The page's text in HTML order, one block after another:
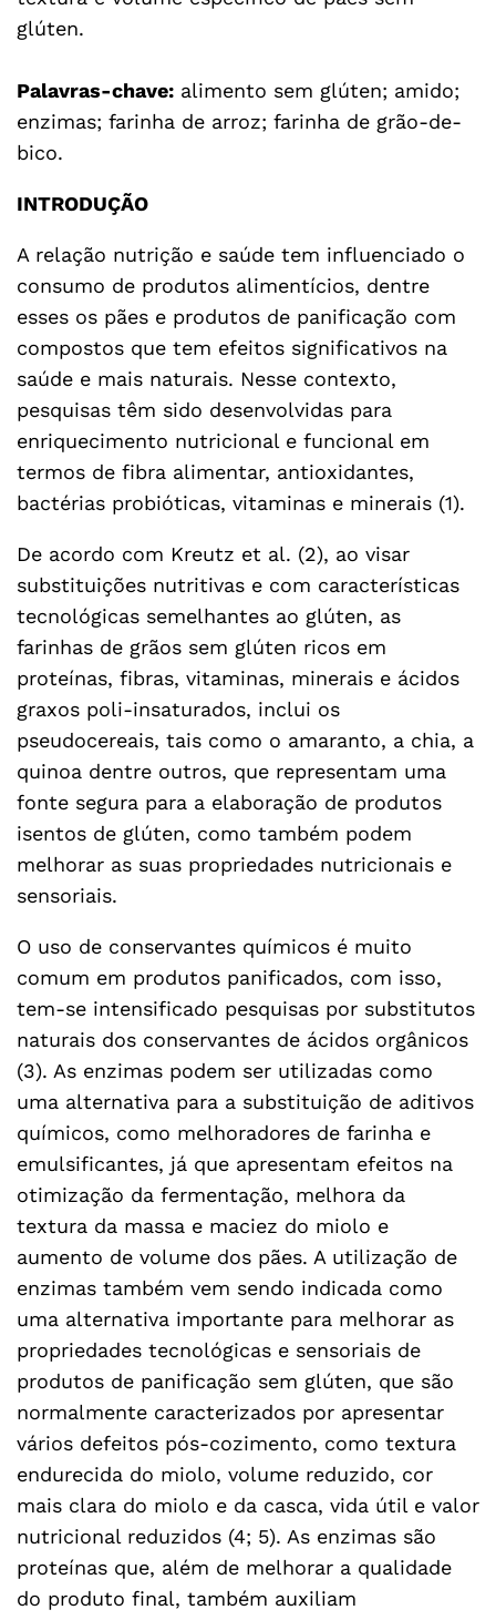
glúten.
Palavras-chave: alimento sem glúten; amido;
enzimas; farinha de arroz; farinha de grão-de-
bico.
INTRODUÇÃO
A relação nutrição e saúde tem influenciado o
consumo de produtos alimentícios, dentre
esses os pães e produtos de panificação com
compostos que tem efeitos significativos na
saúde e mais naturais. Nesse contexto,
pesquisas têm sido desenvolvidas para
enriquecimento nutricional e funcional em
termos de fibra alimentar, antioxidantes,
bactérias probióticas, vitaminas e minerais (1).
De acordo com Kreutz et al. (2), ao visar
substituições nutritivas e com características
tecnológicas semelhantes ao glúten, as
farinhas de grãos sem glúten ricos em
proteínas, fibras, vitaminas, minerais e ácidos
graxos poli-insaturados, inclui os
pseudocereais, tais como o amaranto, a chia, a
quinoa dentre outros, que representam uma
fonte segura para a elaboração de produtos
isentos de glúten, como também podem
melhorar as suas propriedades nutricionais e
sensoriais.
O uso de conservantes químicos é muito
comum em produtos panificados, com isso,
tem-se intensificado pesquisas por substitutos
naturais dos conservantes de ácidos orgânicos
(3). As enzimas podem ser utilizadas como
uma alternativa para a substituição de aditivos
químicos, como melhoradores de farinha e
emulsificantes, já que apresentam efeitos na
otimização da fermentação, melhora da
textura da massa e maciez do miolo e
aumento de volume dos pães. A utilização de
enzimas também vem sendo indicada como
uma alternativa importante para melhorar as
propriedades tecnológicas e sensoriais de
produtos de panificação sem glúten, que são
normalmente caracterizados por apresentar
vários defeitos pós-cozimento, como textura
endurecida do miolo, volume reduzido, cor
mais clara do miolo e da casca, vida útil e valor
nutricional reduzidos (4; 5). As enzimas são
proteínas que, além de melhorar a qualidade
do produto final, também auxiliam